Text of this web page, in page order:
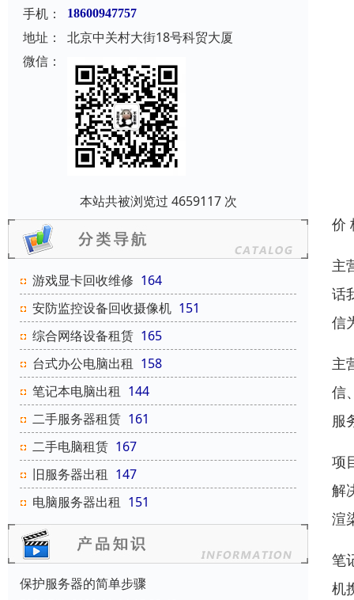
手机：
18600947757
地址：
北京中关村大街18号科贸大厦
微信：
本站共被浏览过 4659117 次
游戏显卡回收维修 164
安防监控设备回收摄像机 151
综合网络设备租赁 165
台式办公电脑出租 158
笔记本电脑出租 144
二手服务器租赁 161
二手电脑租赁 167
旧服务器出租 147
电脑服务器出租 151
保护服务器的简单步骤
价
主
话
信
主
信
服
项
解
渲
笔
机